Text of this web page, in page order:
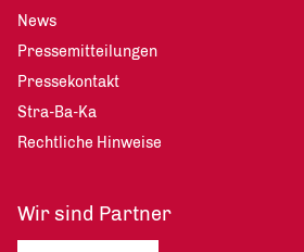
News
Pressemitteilungen
Pressekontakt
Stra-Ba-Ka
Rechtliche Hinweise
Wir sind Partner